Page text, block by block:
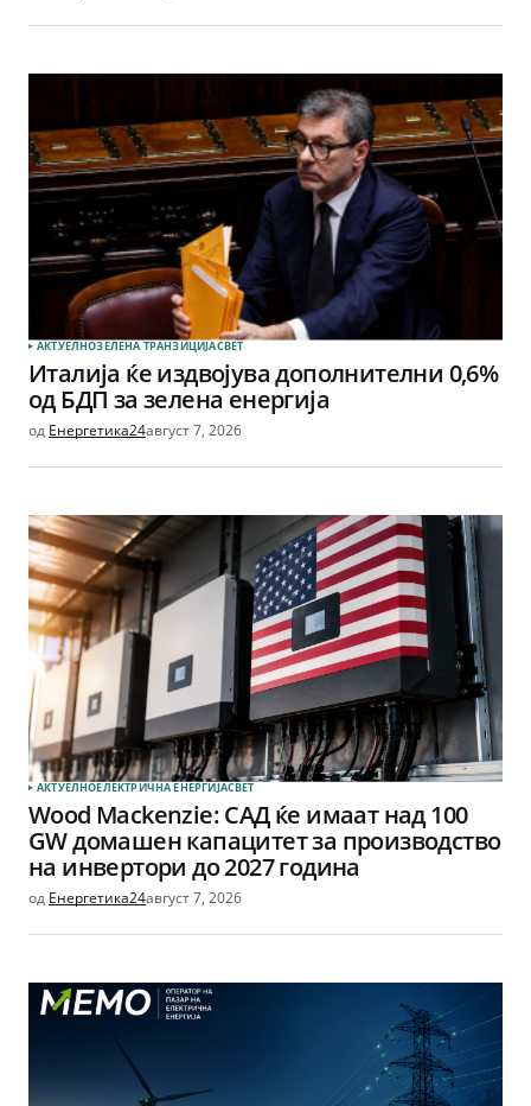
АКТУЕЛНОЗЕЛЕНА ТРАНЗИЦИЈАСВЕТ
Италија ќе издвојува дополнителни 0,6%
од БДП за зелена енергија
од Енергетика24август 7, 2026
АКТУЕЛНОЕЛЕКТРИЧНА ЕНЕРГИЈАСВЕТ
Wood Mackenzie: САД ќе имаат над 100
GW домашен капацитет за производство
на инвертори до 2027 година
од Енергетика24август 7, 2026